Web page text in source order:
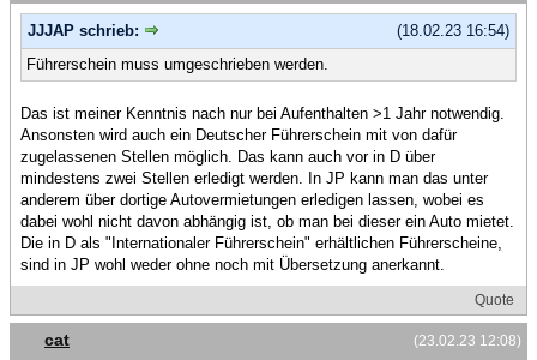
(18.02.23 16:54)
JJJAP schrieb:
Führerschein muss umgeschrieben werden.
Das ist meiner Kenntnis nach nur bei Aufenthalten >1 Jahr notwendig.
Ansonsten wird auch ein Deutscher Führerschein mit von dafür
zugelassenen Stellen möglich. Das kann auch vor in D über
mindestens zwei Stellen erledigt werden. In JP kann man das unter
anderem über dortige Autovermietungen erledigen lassen, wobei es
dabei wohl nicht davon abhängig ist, ob man bei dieser ein Auto mietet.
Die in D als "Internationaler Führerschein" erhältlichen Führerscheine,
sind in JP wohl weder ohne noch mit Übersetzung anerkannt.
Quote
(23.02.23 12:08)
cat